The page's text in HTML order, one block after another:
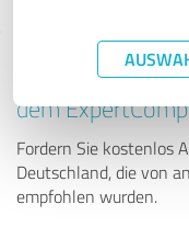
Tipp: Die
dem
Fordern Sie kostenlos
Deutschland, die von
empfohlen wurden.